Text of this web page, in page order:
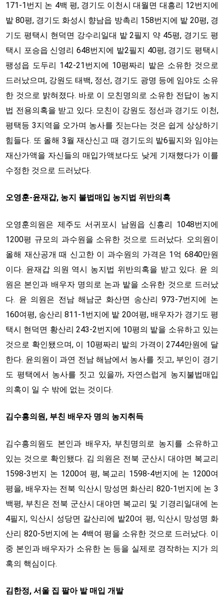
171-1번지 논 4백 평, 경기도 이천시 대월면 대흥리 12번지에
밭 80평, 경기도 화성시 향남읍 방촉리 158번지에 밭 20평, 경
기도 평택시 현덕면 강수리일대 밭 2필지 약 45평, 경기도 평
택시 포승읍 신영리 648번지에 밭2필지 40평, 경기도 평택시
팽성읍 도두리 142-21번지에 10평짜리 밭은 소유한 것으로
드러났으며, 강원도 태백, 정선, 경기도 광명 등에 임야도 소유
한 것으로 밝혀졌다. 바로 이 모친명의로 소유한 전답이 농지
법 전용의혹을 받고 있다. 모친이 강원도 정선과 경기도 이천,
평택등 3지역을 오가며 농사를 짓는다는 것은 쉽게 상상하기
힘들다. 또 올해 3월 재산신고 때 경기도의 밭6필지와 임야는
재산가액을 자신들의 매입가액보다도 낮게 기재했다가 이를
수정한 것으로 드러났다.
오영훈-윤재갑, 농지 불법매입 농지법 위반의혹
오영훈의원은 제주도 서귀포시 남원읍 신흥리 1048번지에
1200평 규모의 과수원을 소유한 것으로 드러났다. 오의원이
올해 재산공개 때 신고한 이 과수원의 가격은 1억 6840만원
이다. 윤재갑 의원 역시 농지법 위반의혹을 받고 있다. 윤 의
원은 본인과 배우자 명의로 논과 밭을 소유한 것으로 드러났
다. 윤 의원은 전남 해남군 화산면 송산리 973-7번지에 논
160여평, 송산리 811-1번지에 밭 20여평, 배우자가 경기도 평
택시 현덕면 황산리 243-2번지에 10평의 밭을 소유하고 있는
것으로 확인됐으며, 이 10평짜리 밭의 가격이 2744만원에 달
한다. 윤의원이 과연 전남 해남에서 농사를 짓고, 부인이 경기
도 평택에서 농사를 짓고 있을까, 자연스럽게 농지불법매입
의혹이 일 수 밖에 없는 것이다.
김수흥의원, 부친 배우자 명의 농지취득
김수흥의원도 본인과 배우자, 부친명의로 농지를 소유하고
있는 것으로 확인됐다. 김 의원은 전북 군산시 대야면 복교리
1598-3번지 논 1200여 평, 복교리 1598-4번지에 논 1200여
평을, 배우자는 전북 익산시 망성면 화산리 820-1번지에 논 3
백평, 부친은 전북 군산시 대야면 복교리 및 기경리일대에 논
4필지, 익산시 성당면 갈산리에 밭20여 평, 익산시 망성명 화
산리 820-5번지에 논 4백여 평을 소유한 것으로 드러났다. 이
중 본인과 배우자가 소유한 논 등을 실제로 경작하는 지가 의
혹의 핵심이다.
김한정, 서울 집 팔아 밭 매입 개발